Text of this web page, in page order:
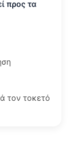
προς τα
τον τοκετό